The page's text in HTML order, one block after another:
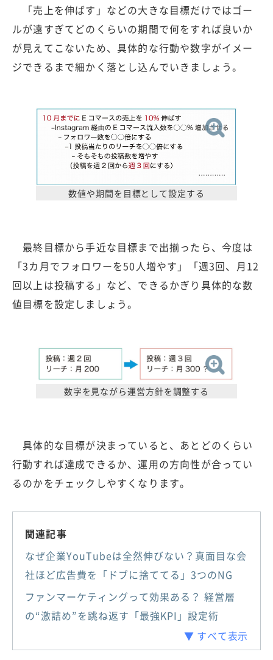
「売上を伸ばす」などの大きな目標だけではゴー
ルが遠すぎてどのくらいの期間で何をすれば良いか
が見えてこないため、具体的な行動や数字がイメー
ジできるまで細かく落とし込んでいきましょう。
数値や期間を目標として設定する
最終目標から手近な目標まで出揃ったら、今度は
「3カ月でフォロワーを50人増やす」「週3回、月12
回以上は投稿する」など、できるかぎり具体的な数
値目標を設定しましょう。
数字を見ながら運営方針を調整する
具体的な目標が決まっていると、あとどのくらい
行動すれば達成できるか、運用の方向性が合ってい
るのかをチェックしやすくなります。
関連記事
なぜ企業YouTubeは全然伸びない？真面目な会
社ほど広告費を「ドブに捨ててる」3つのNG
ファンマーケティングって効果ある？ 経営層
の“激詰め”を跳ね返す「最強KPI」設定術
▼ すべて表示